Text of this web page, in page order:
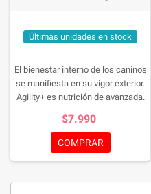
Últimas unidades en stock
El bienestar interno de los caninos
se manifiesta en su vigor exterior.
Agility+ es nutrición de avanzada.
proteína del cordero, con
nutrientes específicamente
integrados para potenciar su
contribuye a la disminución de los
$7.990
COMPRAR